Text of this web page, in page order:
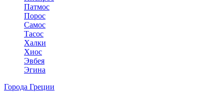
Патмос
Порос
Самос
Тасос
Халки
Хиос
Эвбея
Эгина
Города Греции